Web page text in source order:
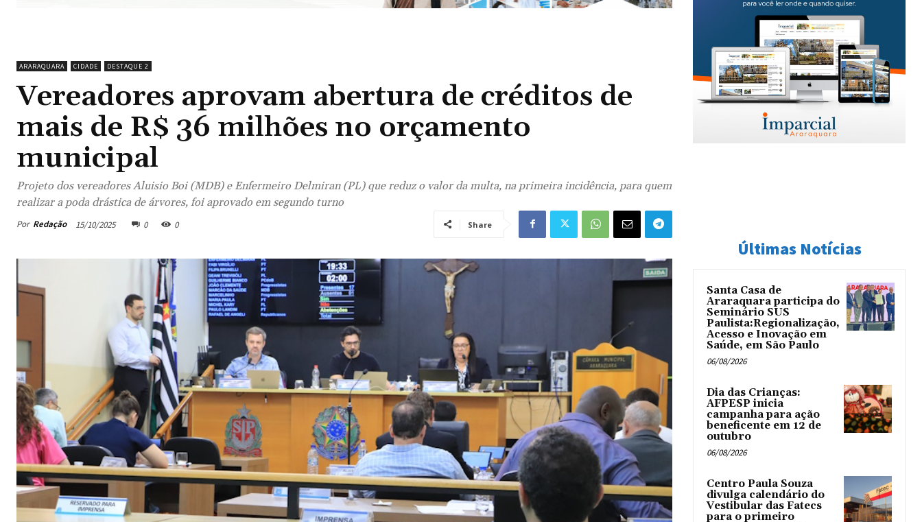
ARARAQUARA CIDADE DESTAQUE 2
Vereadores aprovam abertura de créditos de
mais de R$ 36 milhões no orçamento
municipal
Projeto dos vereadores Aluisio Boi (MDB) e Enfermeiro Delmiran (PL) que reduz o valor da multa, na primeira incidência, para quem
realizar a poda drástica de árvores, foi aprovado em segundo turno
Por Redação 15/10/2025 0 0 Share
Últimas Notícias
Santa Casa de
Araraquara participa do
Seminário SUS
Paulista:Regionalização,
Acesso e Inovação em
Saúde, em São Paulo
06/08/2026
Dia das Crianças:
AFPESP inicia
campanha para ação
beneficente em 12 de
outubro
06/08/2026
Centro Paula Souza
divulga calendário do
Vestibular das Fatecs
para o primeiro